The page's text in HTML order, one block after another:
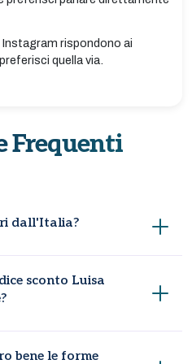
rispondono ai
quella via.
Frequenti
dall'Italia?
sconto Luisa
di più.
bene le forme